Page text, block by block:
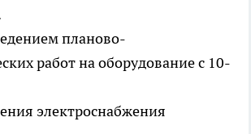
планово-
работ на оборудование с 10-
электроснабжения